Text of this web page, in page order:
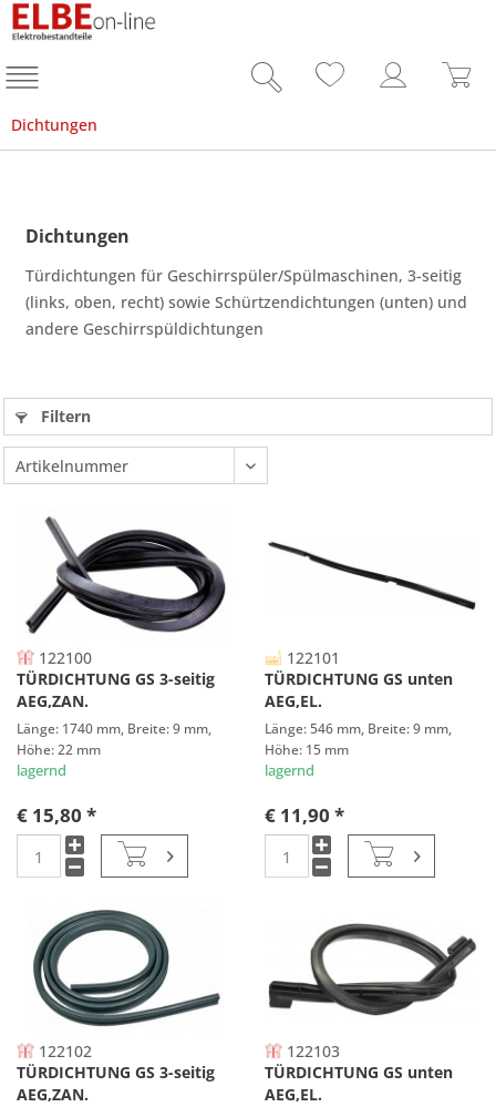
Dichtungen
Dichtungen
Türdichtungen für Geschirrspüler/Spülmaschinen, 3-seitig
(links, oben, recht) sowie Schürtzendichtungen (unten) und
andere Geschirrspüldichtungen
Filtern
122100
TÜRDICHTUNG GS 3-seitig
AEG,ZAN.
Länge: 1740 mm, Breite: 9 mm,
Höhe: 22 mm
lagernd
€ 15,80 *
122101
TÜRDICHTUNG GS unten
AEG,EL.
Länge: 546 mm, Breite: 9 mm,
Höhe: 15 mm
lagernd
€ 11,90 *
122102
TÜRDICHTUNG GS 3-seitig
AEG,ZAN.
122103
TÜRDICHTUNG GS unten
AEG,EL.